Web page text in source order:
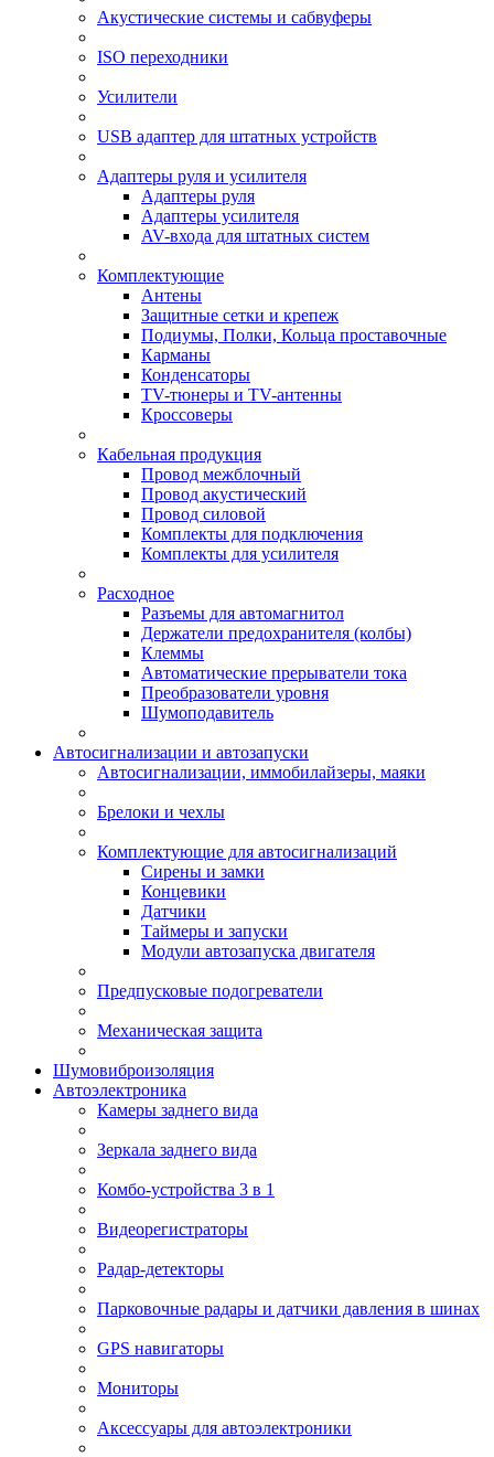
Акустические системы и сабвуферы
ISO переходники
Усилители
USB адаптер для штатных устройств
Адаптеры руля и усилителя
Адаптеры руля
Адаптеры усилителя
AV-входа для штатных систем
Комплектующие
Антены
Защитные сетки и крепеж
Подиумы, Полки, Кольца проставочные
Карманы
Конденсаторы
TV-тюнеры и TV-антенны
Кроссоверы
Кабельная продукция
Провод межблочный
Провод акустический
Провод силовой
Комплекты для подключения
Комплекты для усилителя
Расходное
Разъемы для автомагнитол
Держатели предохранителя (колбы)
Клеммы
Автоматические прерыватели тока
Преобразователи уровня
Шумоподавитель
Автосигнализации и автозапуски
Автосигнализации, иммобилайзеры, маяки
Брелоки и чехлы
Комплектующие для автосигнализаций
Сирены и замки
Концевики
Датчики
Таймеры и запуски
Модули автозапуска двигателя
Предпусковые подогреватели
Механическая защита
Шумовиброизоляция
Автоэлектроника
Камеры заднего вида
Зеркала заднего вида
Комбо-устройства 3 в 1
Видеорегистраторы
Радар-детекторы
Парковочные радары и датчики давления в шинах
GPS навигаторы
Мониторы
Аксессуары для автоэлектроники